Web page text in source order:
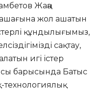
Жаңа
жол ашатын
құндылығымыз,
сақтау,
игі істер
барысында Батыс
технологиялық